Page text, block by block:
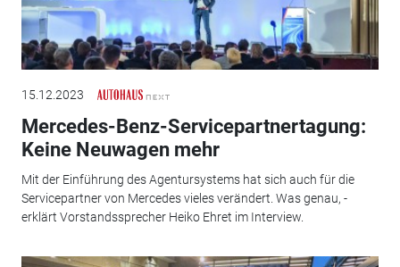
15.12.2023
Mercedes-Benz-Servicepartnertagung:
Keine Neuwagen mehr
Mit der Einführung des Agentursystems hat sich auch für die
Servicepartner von Mercedes vieles verändert. Was genau, ­
erklärt Vorstandssprecher Heiko Ehret im Interview.